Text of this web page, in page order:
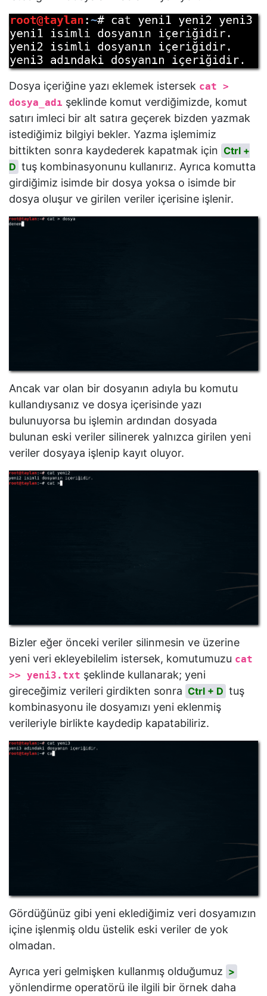
Dosya içeriğine yazı eklemek istersek cat >
dosya_adı şeklinde komut verdiğimizde, komut
satırı imleci bir alt satıra geçerek bizden yazmak
istediğimiz bilgiyi bekler. Yazma işlemimiz
bittikten sonra kaydederek kapatmak için Ctrl +
D tuş kombinasyonunu kullanırız. Ayrıca komutta
girdiğimiz isimde bir dosya yoksa o isimde bir
dosya oluşur ve girilen veriler içerisine işlenir.
Ancak var olan bir dosyanın adıyla bu komutu
kullandıysanız ve dosya içerisinde yazı
bulunuyorsa bu işlemin ardından dosyada
bulunan eski veriler silinerek yalnızca girilen yeni
veriler dosyaya işlenip kayıt oluyor.
Bizler eğer önceki veriler silinmesin ve üzerine
yeni veri ekleyebilelim istersek, komutumuzu cat
>> yeni3.txt şeklinde kullanarak; yeni
gireceğimiz verileri girdikten sonra Ctrl + D tuş
kombinasyonu ile dosyamızı yeni eklenmiş
verileriyle birlikte kaydedip kapatabiliriz.
Gördüğünüz gibi yeni eklediğimiz veri dosyamızın
içine işlenmiş oldu üstelik eski veriler de yok
olmadan.
Ayrıca yeri gelmişken kullanmış olduğumuz >
yönlendirme operatörü ile ilgili bir örnek daha